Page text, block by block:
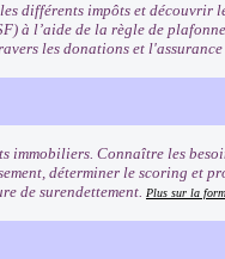
différents impôts et découvrir
à l’aide de la règle de
les donations et l'assurance
Connaître les
déterminer le scoring et
de surendettement. Plus sur la